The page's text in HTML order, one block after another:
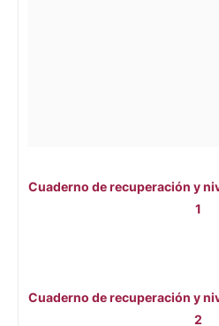
Cuaderno de recuperación y
1
Cuaderno de recuperación y
2